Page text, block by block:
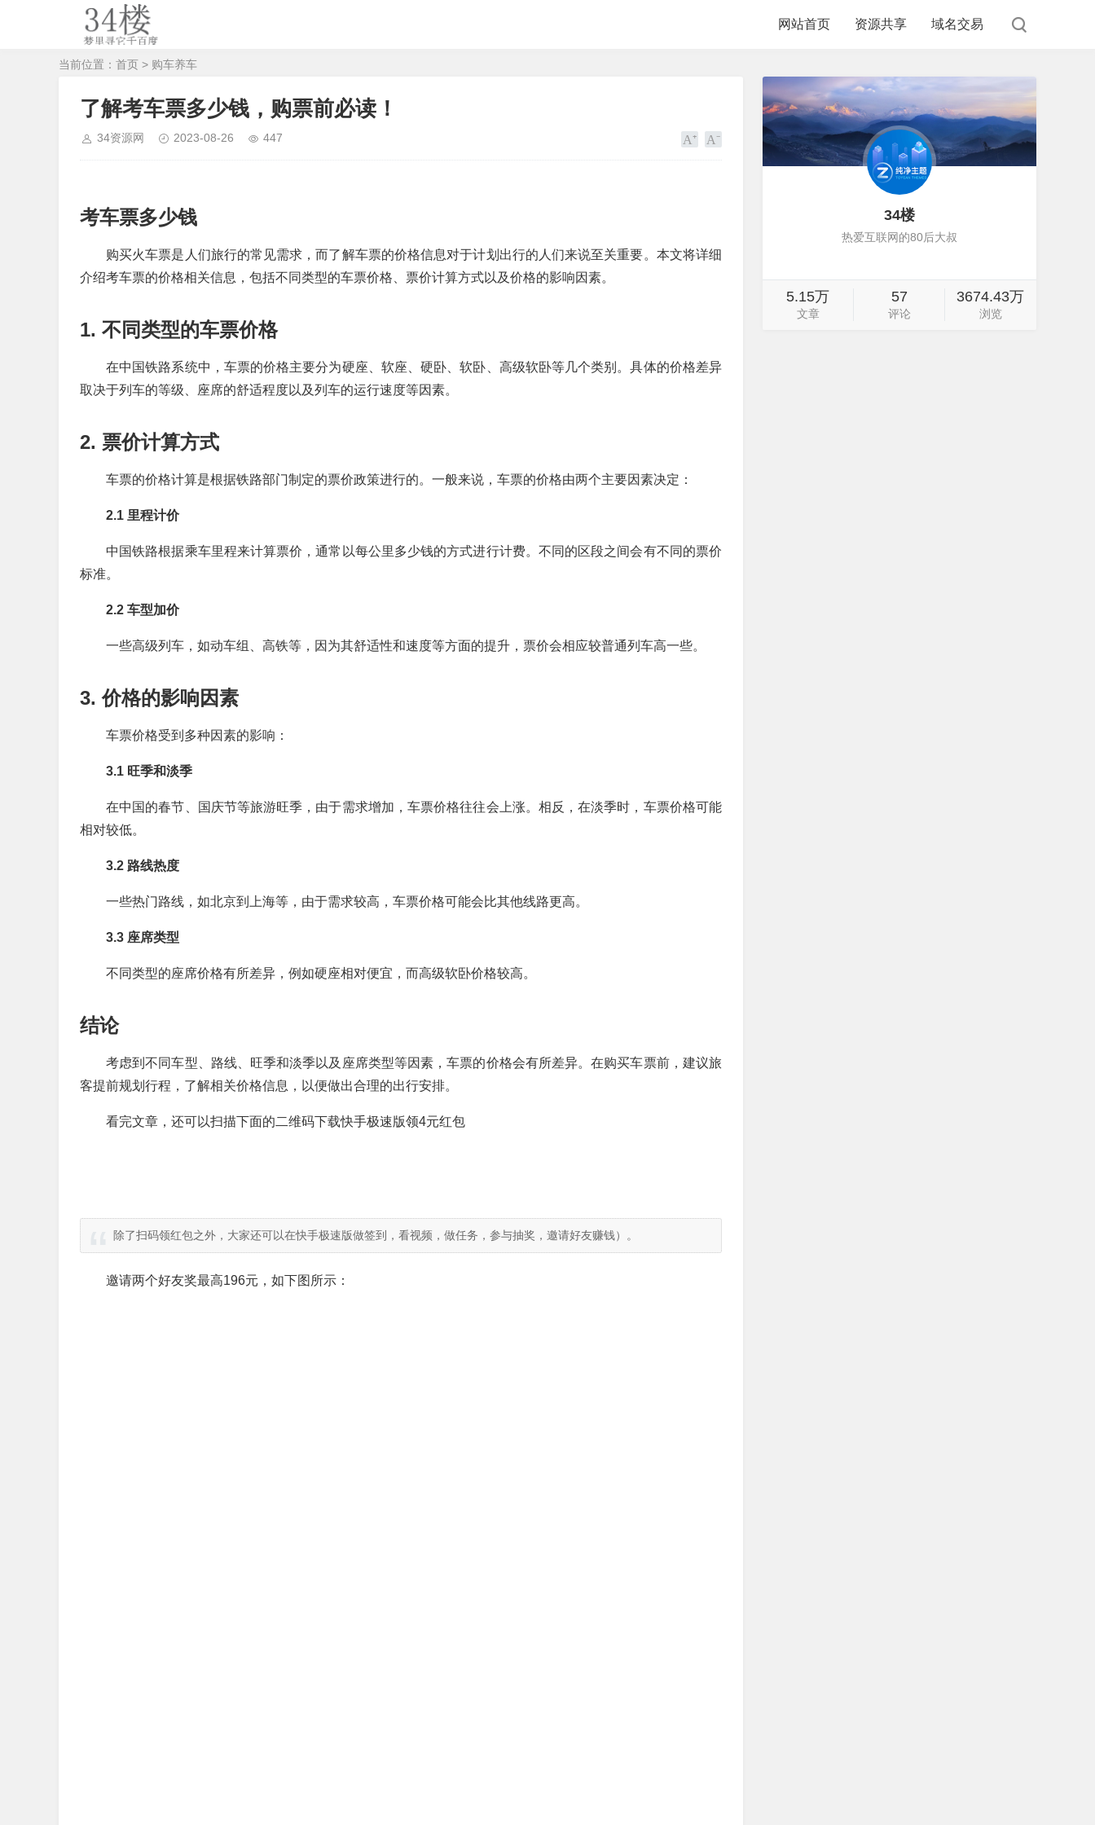
网站首页 资源共享 域名交易
当前位置： 首页 > 购车养车
了解考车票多少钱，购票前必读！
34资源网 2023-08-26 447
考车票多少钱
购买火车票是人们旅行的常见需求，而了解车票的价格信息对于计划出行的人们来说至关重要。本文将详细
介绍考车票的价格相关信息，包括不同类型的车票价格、票价计算方式以及价格的影响因素。
1. 不同类型的车票价格
在中国铁路系统中，车票的价格主要分为硬座、软座、硬卧、软卧、高级软卧等几个类别。具体的价格差异
取决于列车的等级、座席的舒适程度以及列车的运行速度等因素。
2. 票价计算方式
车票的价格计算是根据铁路部门制定的票价政策进行的。一般来说，车票的价格由两个主要因素决定：
2.1 里程计价
中国铁路根据乘车里程来计算票价，通常以每公里多少钱的方式进行计费。不同的区段之间会有不同的票价
标准。
2.2 车型加价
一些高级列车，如动车组、高铁等，因为其舒适性和速度等方面的提升，票价会相应较普通列车高一些。
3. 价格的影响因素
车票价格受到多种因素的影响：
3.1 旺季和淡季
在中国的春节、国庆节等旅游旺季，由于需求增加，车票价格往往会上涨。相反，在淡季时，车票价格可能
相对较低。
3.2 路线热度
一些热门路线，如北京到上海等，由于需求较高，车票价格可能会比其他线路更高。
3.3 座席类型
不同类型的座席价格有所差异，例如硬座相对便宜，而高级软卧价格较高。
结论
考虑到不同车型、路线、旺季和淡季以及座席类型等因素，车票的价格会有所差异。在购买车票前，建议旅
客提前规划行程，了解相关价格信息，以便做出合理的出行安排。
看完文章，还可以扫描下面的二维码下载快手极速版领4元红包
除了扫码领红包之外，大家还可以在快手极速版做签到，看视频，做任务，参与抽奖，邀请好友赚钱）。
邀请两个好友奖最高196元，如下图所示：
34楼
热爱互联网的80后大叔
5.15万
文章
57
评论
3674.43万
浏览